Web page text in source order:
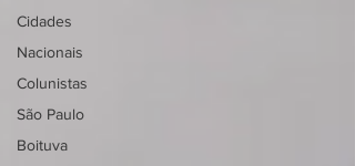
Cidades
Nacionais
Colunistas
São Paulo
Boituva